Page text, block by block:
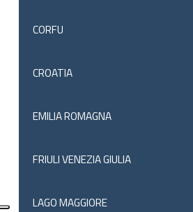
CORFU
CROATIA
EMILIA ROMAGNA
FRIULI VENEZIA GIULIA
LAGO MAGGIORE